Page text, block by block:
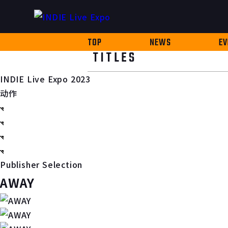
TOP NEWS
TITLES
INDIE Live Expo 2023
动作
Publisher Selection
AWAY